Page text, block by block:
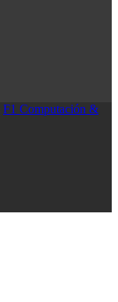
F1 Computación &